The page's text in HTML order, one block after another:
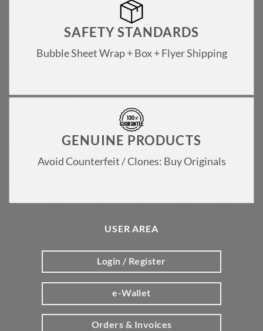
SAFETY STANDARDS
Bubble Sheet Wrap + Box + Flyer Shipping
GENUINE PRODUCTS
Avoid Counterfeit / Clones: Buy Originals
USER AREA
Login / Register
e-Wallet
Orders & Invoices